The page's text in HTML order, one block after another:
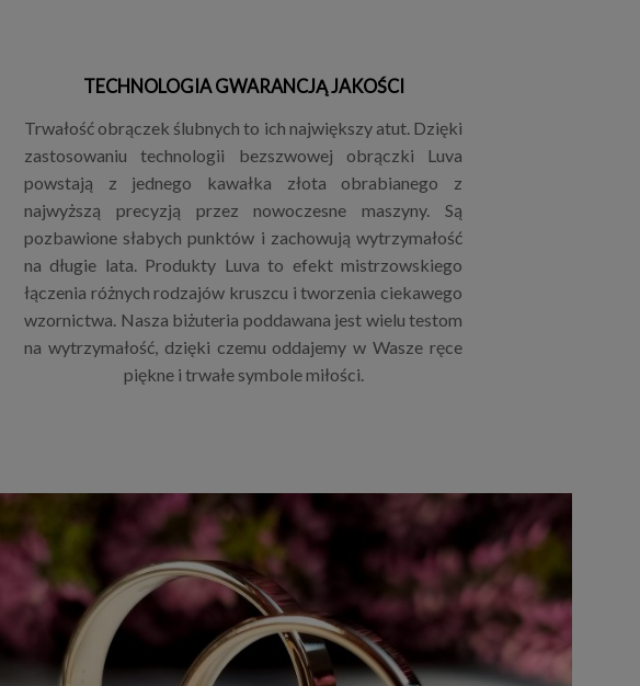
TECHNOLOGIA GWARANCJĄ JAKOŚCI
Trwałość obrączek ślubnych to ich największy atut. Dzięki
zastosowaniu technologii bezszwowej obrączki Luva
powstają z jednego kawałka złota obrabianego z
najwyższą precyzją przez nowoczesne maszyny. Są
pozbawione słabych punktów i zachowują wytrzymałość
na długie lata. Produkty Luva to efekt mistrzowskiego
łączenia różnych rodzajów kruszcu i tworzenia ciekawego
wzornictwa. Nasza biżuteria poddawana jest wielu testom
na wytrzymałość, dzięki czemu oddajemy w Wasze ręce
piękne i trwałe symbole miłości.